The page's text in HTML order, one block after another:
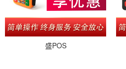
盛POS